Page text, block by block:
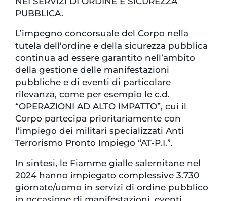
PUBBLICA.
L’impegno concorsuale del Corpo nella
tutela dell’ordine e della sicurezza pubblica
continua ad essere garantito nell’ambito
della gestione delle manifestazioni
pubbliche e di eventi di particolare
rilevanza, come per esempio le c.d.
“OPERAZIONI AD ALTO IMPATTO”, cui il
Corpo partecipa prioritariamente con
l’impiego dei militari specializzati Anti
Terrorismo Pronto Impiego “AT-P.I.”.
In sintesi, le Fiamme gialle salernitane nel
2024 hanno impiegato complessive 3.730
giornate/uomo in servizi di ordine pubblico